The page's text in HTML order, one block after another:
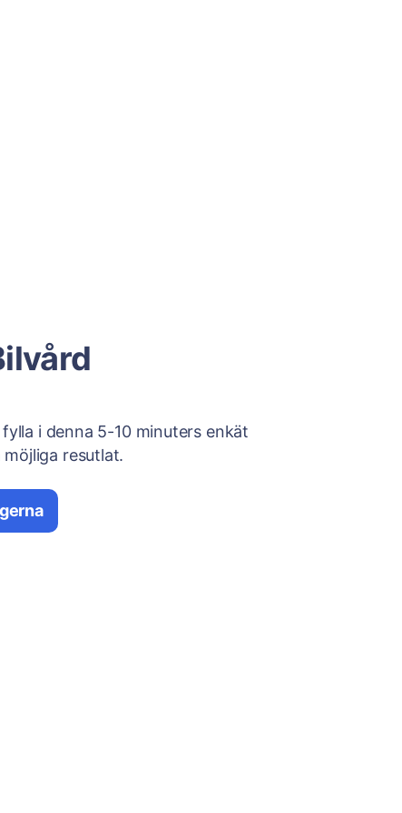
i denna 5-10 minuters enkät
resutlat.